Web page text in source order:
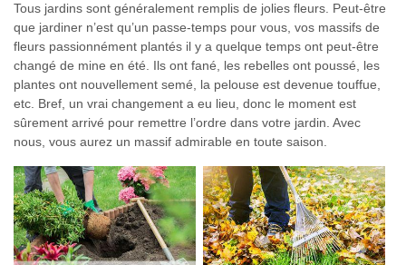
Tous jardins sont généralement remplis de jolies fleurs. Peut-être
que jardiner n’est qu’un passe-temps pour vous, vos massifs de
fleurs passionnément plantés il y a quelque temps ont peut-être
changé de mine en été. Ils ont fané, les rebelles ont poussé, les
plantes ont nouvellement semé, la pelouse est devenue touffue,
etc. Bref, un vrai changement a eu lieu, donc le moment est
sûrement arrivé pour remettre l’ordre dans votre jardin. Avec
nous, vous aurez un massif admirable en toute saison.